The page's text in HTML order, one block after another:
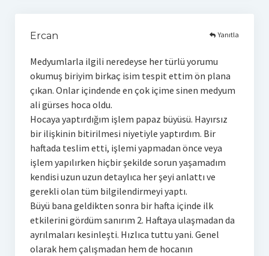
Ercan
Medyumlarla ilgili neredeyse her türlü yorumu
okumuş biriyim birkaç isim tespit ettim ön plana
çıkan. Onlar içindende en çok içime sinen medyum
ali gürses hoca oldu.
Hocaya yaptırdığım işlem papaz büyüsü. Hayırsız
bir ilişkinin bitirilmesi niyetiyle yaptırdım. Bir
haftada teslim etti, işlemi yapmadan önce veya
işlem yapılırken hiçbir şekilde sorun yaşamadım
kendisi uzun uzun detaylıca her şeyi anlattı ve
gerekli olan tüm bilgilendirmeyi yaptı.
Büyü bana geldikten sonra bir hafta içinde ilk
etkilerini gördüm sanırım 2. Haftaya ulaşmadan da
ayrılmaları kesinleşti. Hızlıca tuttu yani. Genel
olarak hem çalışmadan hem de hocanın
Yanıtla